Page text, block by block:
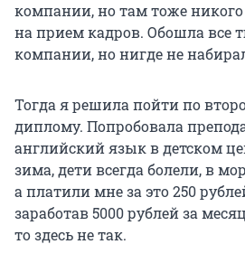
компании, но там тоже
на прием кадров. Обошла все
компании, но нигде не
Тогда я решила пойти по
диплому. Попробовала
английский язык в детском
зима, дети всегда болели, в
а платили мне за это 250
заработав 5000 рублей за
то здесь не так.